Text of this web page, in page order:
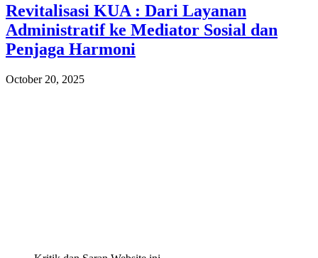
Revitalisasi KUA : Dari Layanan
Administratif ke Mediator Sosial dan
Penjaga Harmoni
October 20, 2025